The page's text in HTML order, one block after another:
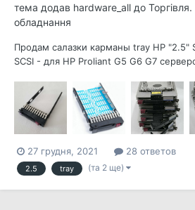
тема додав hardware_all до
обладнання
Продам cалазки карманы tray HP "2.5"
SCSI - для HP Proliant G5 G6 G7
HP) 150грн шт + 4 винта - карманы HP
289044-001 (оригинальные HP)...
27 грудня, 2021 28 ответов
2.5 tray (та 2 ще)